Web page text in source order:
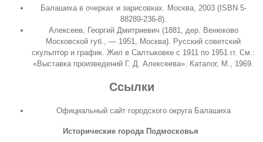
Балашиха в очерках и зарисовках. Москва, 2003 (ISBN 5-
88289-236-8).
Алексеев, Георгий Дмитриевич (1881, дер. Венюково
Московской губ., — 1951, Москва). Русский советский
скульптор и график. Жил в Салтыковке с 1911 по 1951 гг. См.:
«Выставка произведений Г. Д. Алексеева». Каталог, М., 1969.
Ссылки
Официальный сайт городского округа Балашиха
Исторические города Подмосковья